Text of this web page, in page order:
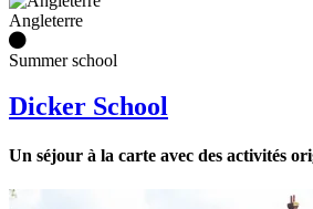
Angleterre
Summer school
Dicker School
Un séjour à la carte avec des activités